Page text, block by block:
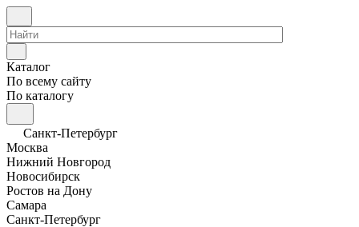
Каталог
По всему сайту
По каталогу
Санкт-Петербург
Москва
Нижний Новгород
Новосибирск
Ростов на Дону
Самара
Санкт-Петербург